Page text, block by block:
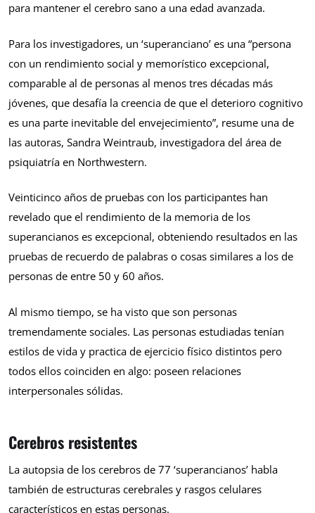
para mantener el cerebro sano a una edad avanzada.
Para los investigadores, un ‘superanciano’ es una “persona
con un rendimiento social y memorístico excepcional,
comparable al de personas al menos tres décadas más
jóvenes, que desafía la creencia de que el deterioro cognitivo
es una parte inevitable del envejecimiento”, resume una de
las autoras, Sandra Weintraub, investigadora del área de
psiquiatría en Northwestern.
Veinticinco años de pruebas con los participantes han
revelado que el rendimiento de la memoria de los
superancianos es excepcional, obteniendo resultados en las
pruebas de recuerdo de palabras o cosas similares a los de
personas de entre 50 y 60 años.
Al mismo tiempo, se ha visto que son personas
tremendamente sociales. Las personas estudiadas tenían
estilos de vida y practica de ejercicio físico distintos pero
todos ellos coinciden en algo: poseen relaciones
interpersonales sólidas.
Cerebros resistentes
La autopsia de los cerebros de 77 ‘superancianos’ habla
también de estructuras cerebrales y rasgos celulares
característicos en estas personas.